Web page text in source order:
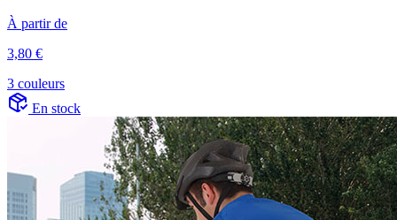
À partir de
3,80 €
3 couleurs
En stock